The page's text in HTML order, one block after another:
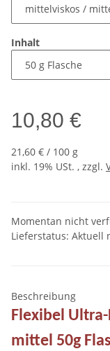
Inhalt
10,80 €
21,60 € / 100 g
inkl. 19% USt. , zzgl.
Momentan nicht
Lieferstatus: Aktuell
Beschreibung
Flexibel
mittel 50g